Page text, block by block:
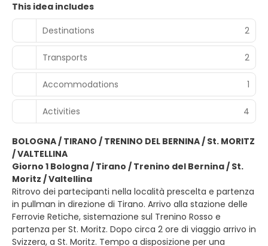
This idea includes
Destinations
2
Transports 2
Accommodations 1
Activities 4
BOLOGNA / TIRANO / TRENINO DEL BERNINA / St. MORITZ
/ VALTELLINA
Giorno 1 Bologna / Tirano / Trenino del Bernina / St.
Moritz / Valtellina
Ritrovo dei partecipanti nella località prescelta e partenza
in pullman in direzione di Tirano. Arrivo alla stazione delle
Ferrovie Retiche, sistemazione sul Trenino Rosso e
partenza per St. Moritz. Dopo circa 2 ore di viaggio arrivo in
Svizzera, a St. Moritz. Tempo a disposizione per una